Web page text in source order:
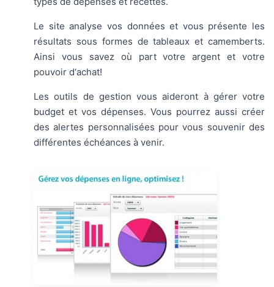
Le site analyse vos données et vous présente les
résultats sous formes de tableaux et camemberts.
Ainsi vous savez où part votre argent et votre
pouvoir d‘achat!
Les outils de gestion vous aideront à gérer votre
budget et vos dépenses. Vous pourrez aussi créer
des alertes personnalisées pour vous souvenir des
différentes échéances à venir.